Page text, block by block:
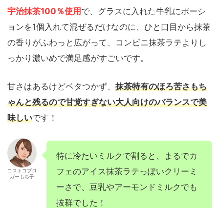
宇治抹茶100％使用で、グラスに入れた牛乳にポーシ
ョンを1個入れて混ぜるだけなのに、ひと口目から抹茶
の香りがふわっと広がって、コンビニ抹茶ラテよりし
っかり濃いめで満足感がすごいです。
甘さはあるけどベタつかず、 抹茶特有のほろ苦さもち
ゃんと残るので甘党すぎない大人向けのバランスで美
味しいです！
コストコブロ
ガーもち子
特に冷たいミルクで割ると、まるでカ
フェのアイス抹茶ラテっぽいクリーミ
ーさで、豆乳やアーモンドミルクでも
抜群でした！